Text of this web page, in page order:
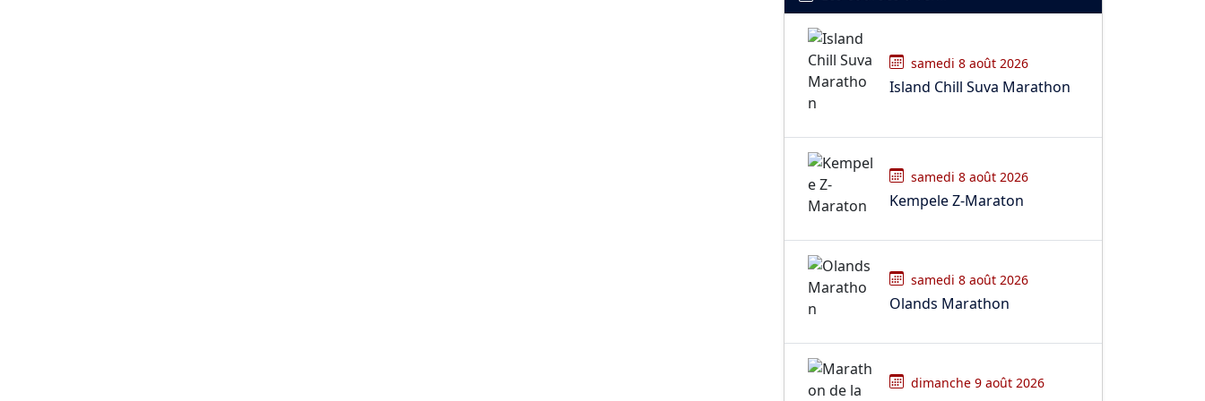
samedi 8 août 2026
Island Chill Suva Marathon
samedi 8 août 2026
Kempele Z-Maraton
samedi 8 août 2026
Olands Marathon
dimanche 9 août 2026